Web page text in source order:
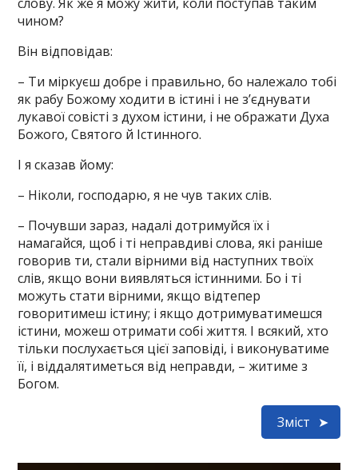
чином?
Він відповідав:
– Ти міркуєш добре і правильно, бо належало тобі
як рабу Божому ходити в істині і не з’єднувати
лукавої совісті з духом істини, і не ображати Духа
Божого, Святого й Істинного.
І я сказав йому:
– Ніколи, господарю, я не чув таких слів.
– Почувши зараз, надалі дотримуйся їх і
намагайся, щоб і ті неправдиві слова, які раніше
говорив ти, стали вірними від наступних твоїх
слів, якщо вони виявляться істинними. Бо і ті
можуть стати вірними, якщо відтепер
говоритимеш істину; і якщо дотримуватимешся
істини, можеш отримати собі життя. І всякий, хто
тільки послухається цієї заповіді, і виконуватиме
її, і віддалятиметься від неправди, – житиме з
Богом.
Зміст